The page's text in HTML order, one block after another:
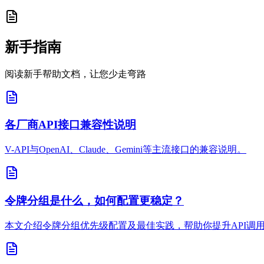
新手指南
阅读新手帮助文档，让您少走弯路
各厂商API接口兼容性说明
V-API与OpenAI、Claude、Gemini等主流接口的兼容说明。
令牌分组是什么，如何配置更稳定？
本文介绍令牌分组优先级配置及最佳实践，帮助你提升API调用